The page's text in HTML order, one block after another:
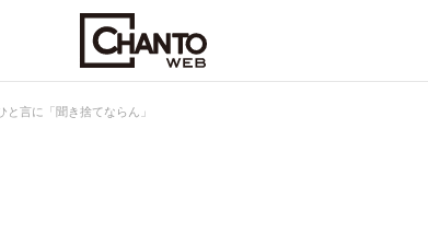
と言に「聞き捨てならん」